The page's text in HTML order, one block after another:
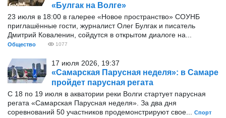
«Булгак на Волге»
23 июля в 18:00 в галерее «Новое пространство» СОУНБ
приглашённые гости, журналист Олег Булгак и писатель
Дмитрий Коваленин, сойдутся в открытом диалоге на...
Общество 1077
17 июля 2026, 19:37
«Самарская Парусная неделя»: в Самаре
пройдет парусная регата
С 18 по 19 июля в акватории реки Волги стартует парусная
регата «Самарская Парусная неделя». За два дня
соревнований 50 участников продемонстрируют свое...
Спорт